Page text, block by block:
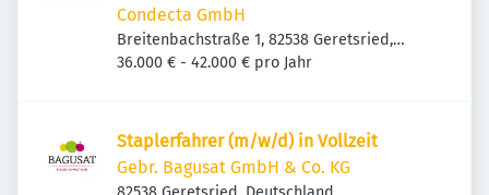
Condecta GmbH
Breitenbachstraße 1, 82538 Geretsried,
Deutschland
36.000 € - 42.000 € pro Jahr
Staplerfahrer (m/w/d) in Vollzeit
Gebr. Bagusat GmbH & Co. KG